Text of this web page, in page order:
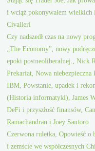
i wciąż pokonywałem
Civalleri
Czy nadszedł czas na nowy
„The Economy”, nowy
epoki postneoliberalnej., Nick
Prekariat, Nowa niebezpieczna
IBM, Powstanie, upadek i
(Historia informatyki), James
DeFi i przyszłość finansów,
Ramachandran i Joey Santoro
Czerwona ruletka, Opowieść o
i zemście we współczesnych